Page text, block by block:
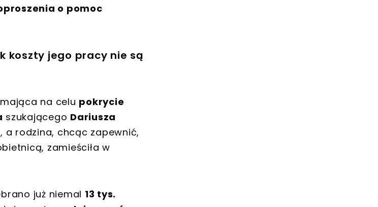
o pomoc
koszty jego pracy nie są
mająca na celu pokrycie
szukającego Dariusza
a rodzina, chcąc zapewnić,
zamieściła w
już niemal 13 tys.